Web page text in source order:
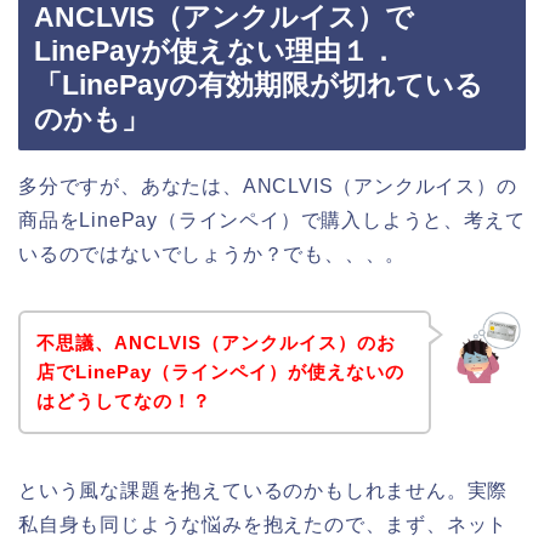
ANCLVIS（アンクルイス）で
LinePayが使えない理由１．
「LinePayの有効期限が切れている
のかも」
多分ですが、あなたは、ANCLVIS（アンクルイス）の
商品をLinePay（ラインペイ）で購入しようと、考えて
いるのではないでしょうか？でも、、、。
不思議、ANCLVIS（アンクルイス）のお
店でLinePay（ラインペイ）が使えないの
はどうしてなの！？
という風な課題を抱えているのかもしれません。実際
私自身も同じような悩みを抱えたので、まず、ネット